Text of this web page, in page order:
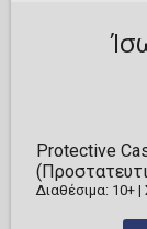
Protective
Διαθέσιμα: 10+ |